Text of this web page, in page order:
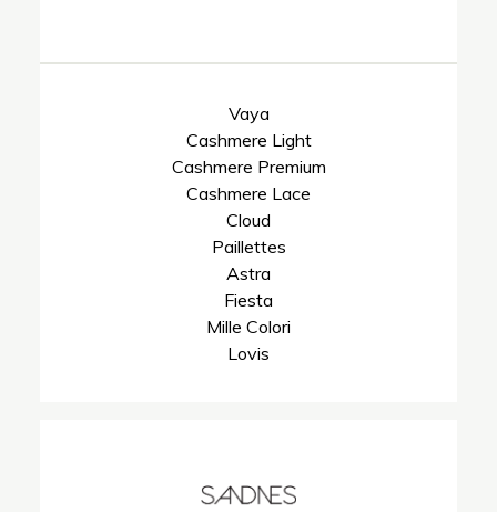
Vaya
Cashmere Light
Cashmere Premium
Cashmere Lace
Cloud
Paillettes
Astra
Fiesta
Mille Colori
Lovis